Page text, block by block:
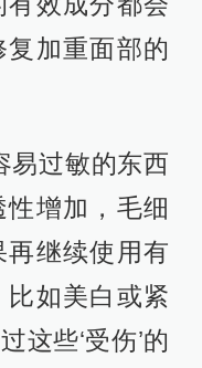
加重面部的
易过敏的东西
增加，毛细
再继续使用有
如美白或紧
这些‘受伤’的